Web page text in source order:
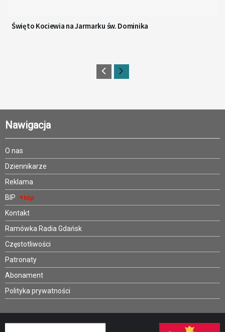
Święto Kociewia na Jarmarku św. Dominika
Nawigacja
O nas
Dziennikarze
Reklama
BIP
Kontakt
Ramówka Radia Gdańsk
Częstotliwości
Patronaty
Abonament
Polityka prywatności